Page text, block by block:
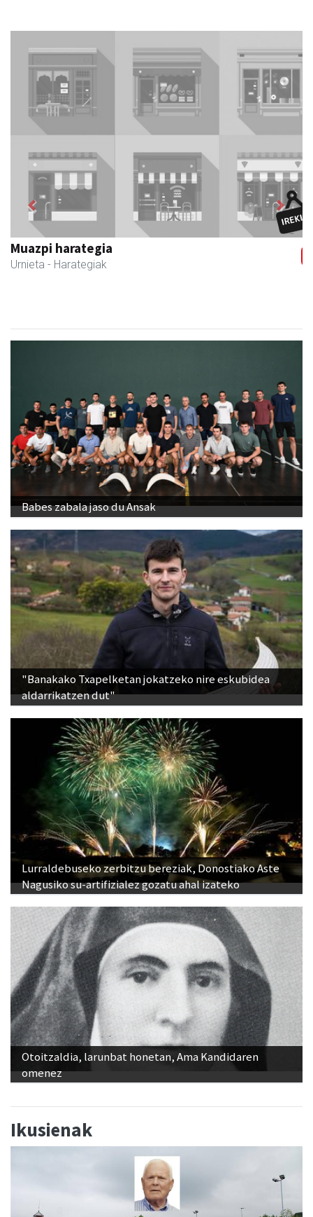
Muazpi harategia
Urnieta - Harategiak
Previous Next
Babes zabala jaso du Ansak
"Banakako Txapelketan jokatzeko nire eskubidea
aldarrikatzen dut"
Lurraldebuseko zerbitzu bereziak, Donostiako Aste
Nagusiko su-artifizialez gozatu ahal izateko
Otoitzaldia, larunbat honetan, Ama Kandidaren
omenez
Ikusienak